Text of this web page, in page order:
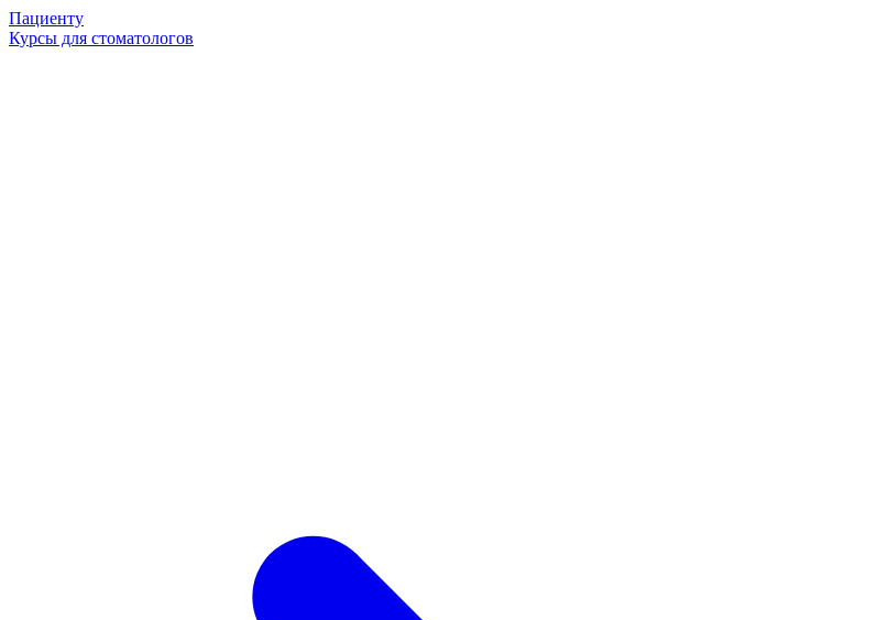
Пациенту
Курсы для стоматологов